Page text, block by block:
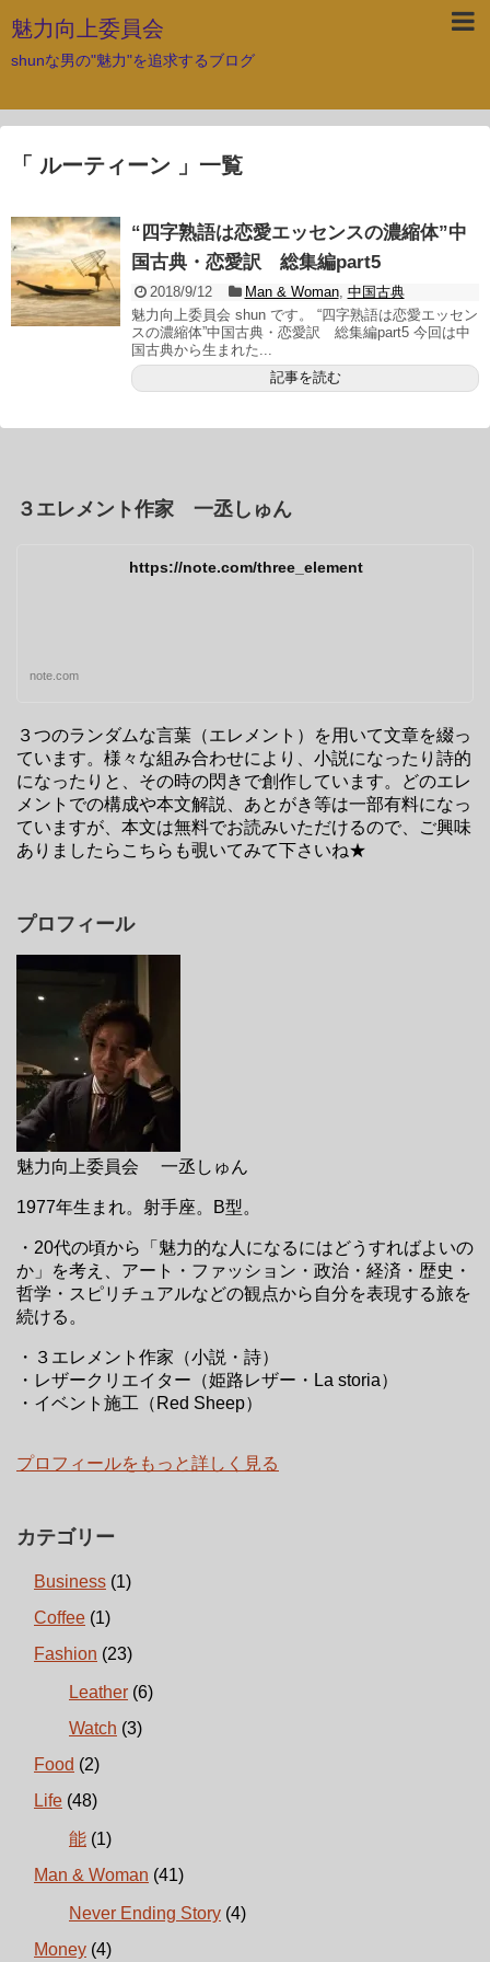
魅力向上委員会
shunな男の"魅力"を追求するブログ
「 ルーティーン 」一覧
“四字熟語は恋愛エッセンスの濃縮体”中
国古典・恋愛訳 総集編part5
2018/9/12 Man & Woman, 中国古典
魅力向上委員会 shun です。 “四字熟語は恋愛エッセン
スの濃縮体”中国古典・恋愛訳 総集編part5 今回は中
国古典から生まれた...
記事を読む
３エレメント作家 一丞しゅん
https://note.com/three_element
note.com
３つのランダムな言葉（エレメント）を用いて文章を綴っ
ています。様々な組み合わせにより、小説になったり詩的
になったりと、その時の閃きで創作しています。どのエレ
メントでの構成や本文解説、あとがき等は一部有料になっ
ていますが、本文は無料でお読みいただけるので、ご興味
ありましたらこちらも覗いてみて下さいね★
プロフィール
魅力向上委員会 一丞しゅん
1977年生まれ。射手座。B型。
・20代の頃から「魅力的な人になるにはどうすればよいの
か」を考え、アート・ファッション・政治・経済・歴史・
哲学・スピリチュアルなどの観点から自分を表現する旅を
続ける。
・３エレメント作家（小説・詩）
・レザークリエイター（姫路レザー・La storia）
・イベント施工（Red Sheep）
プロフィールをもっと詳しく見る
カテゴリー
Business (1)
Coffee (1)
Fashion (23)
Leather (6)
Watch (3)
Food (2)
Life (48)
能 (1)
Man & Woman (41)
Never Ending Story (4)
Money (4)